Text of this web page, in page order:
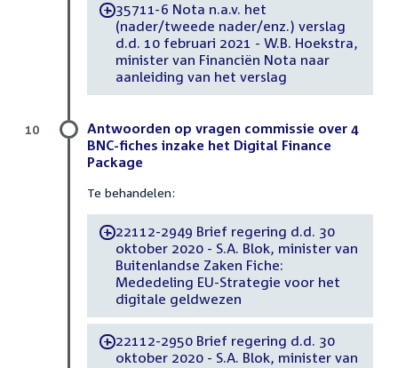
-35711-6 Nota n.a.v. het
(nader/tweede nader/enz.) verslag
d.d. 10 februari 2021 - W.B. Hoekstra,
minister van Financiën Nota naar
aanleiding van het verslag
Antwoorden op vragen commissie over 4
BNC-fiches inzake het Digital Finance
Package
Te behandelen:
-22112-2949 Brief regering d.d. 30
oktober 2020 - S.A. Blok, minister van
Buitenlandse Zaken Fiche:
Mededeling EU-Strategie voor het
digitale geldwezen
-22112-2950 Brief regering d.d. 30
oktober 2020 - S.A. Blok, minister van
10